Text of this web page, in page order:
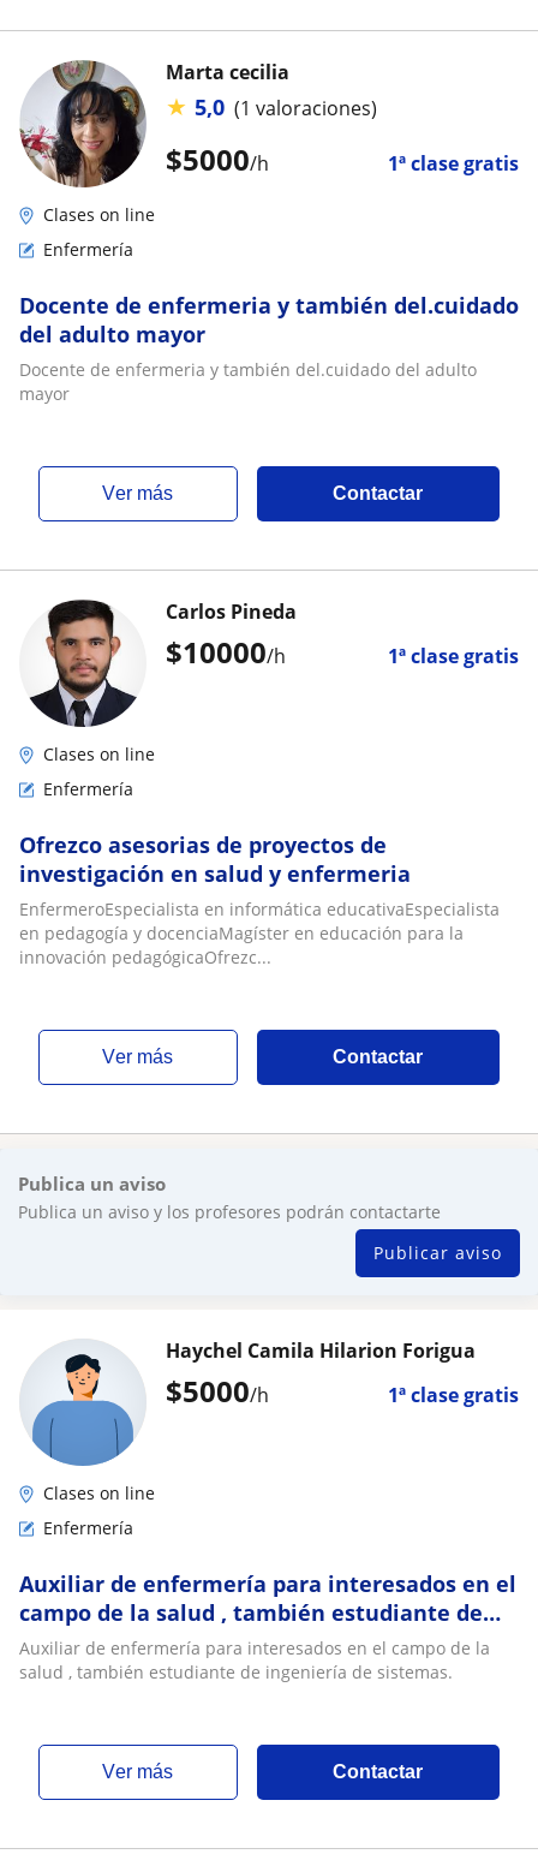
$5000/h 1ª clase gratis
Marta cecilia
★ 5,0 (1 valoraciones)
Clases on line
Enfermería
Docente de enfermeria y también del.cuidado
del adulto mayor
Docente de enfermeria y también del.cuidado del adulto
mayor
ver más Contactar
$10000/h 1ª clase gratis
Carlos Pineda
Clases on line
Enfermería
Ofrezco asesorias de proyectos de
investigación en salud y enfermeria
EnfermeroEspecialista en informática educativaEspecialista
en pedagogía y docenciaMagíster en educación para la
innovación pedagógicaOfrezc...
ver más Contactar
Publica un aviso
Publica un aviso y los profesores podrán contactarte
Publicar aviso
$5000/h 1ª clase gratis
Haychel Camila Hilarion Forigua
Clases on line
Enfermería
Auxiliar de enfermería para interesados en el
campo de la salud , también estudiante de
ingeniería de sistemas
Auxiliar de enfermería para interesados en el campo de la
salud , también estudiante de ingeniería de sistemas.
ver más Contactar